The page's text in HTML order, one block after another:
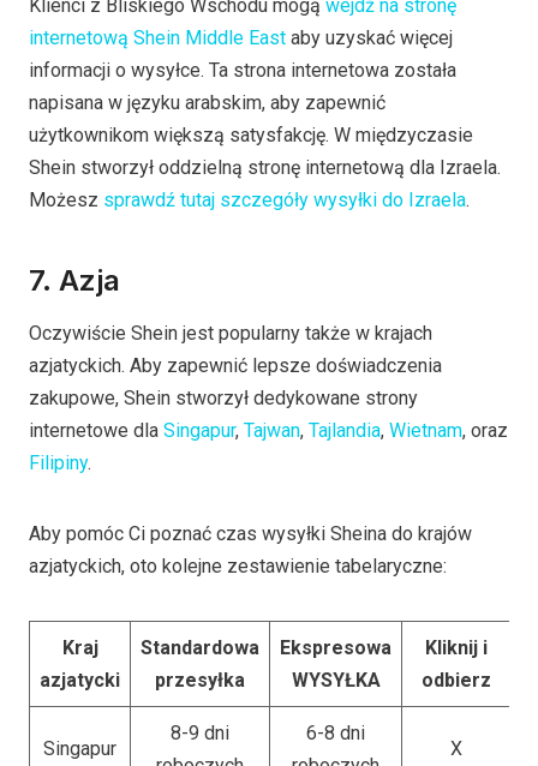
Klienci z Bliskiego Wschodu mogą wejdź na stronę
internetową Shein Middle East aby uzyskać więcej
informacji o wysyłce. Ta strona internetowa została
napisana w języku arabskim, aby zapewnić
użytkownikom większą satysfakcję. W międzyczasie
Shein stworzył oddzielną stronę internetową dla Izraela.
Możesz sprawdź tutaj szczegóły wysyłki do Izraela.
7. Azja
Oczywiście Shein jest popularny także w krajach
azjatyckich. Aby zapewnić lepsze doświadczenia
zakupowe, Shein stworzył dedykowane strony
internetowe dla Singapur, Tajwan, Tajlandia, Wietnam, oraz
Filipiny.
Aby pomóc Ci poznać czas wysyłki Sheina do krajów
azjatyckich, oto kolejne zestawienie tabelaryczne:
Kraj
azjatycki
Standardowa
przesyłka
Ekspresowa
WYSYŁKA
Kliknij i
odbierz
Singapur
8-9 dni
6-8 dni
X